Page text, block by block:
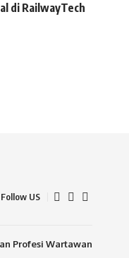
di RailwayTech
Follow US
Profesi Wartawan